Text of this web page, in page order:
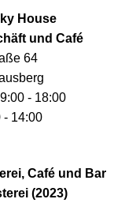
House
und Café
64
- 18:00
- 14:00
Café und Bar
(2023)